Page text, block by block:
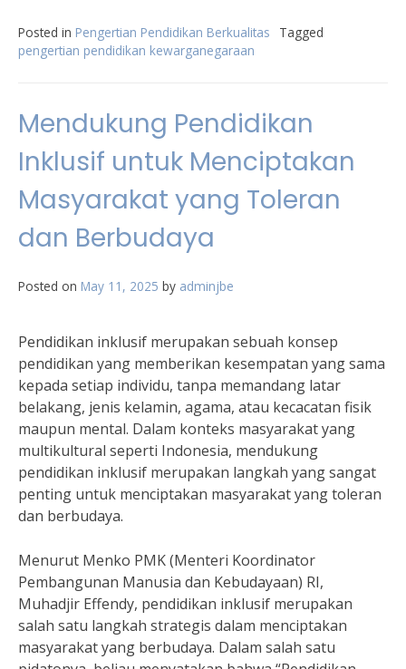
Posted in Pengertian Pendidikan Berkualitas
Tagged
pengertian pendidikan kewarganegaraan
Mendukung Pendidikan
Inklusif untuk Menciptakan
Masyarakat yang Toleran
dan Berbudaya
Posted on May 11, 2025 by adminjbe
Pendidikan inklusif merupakan sebuah konsep
pendidikan yang memberikan kesempatan yang sama
kepada setiap individu, tanpa memandang latar
belakang, jenis kelamin, agama, atau kecacatan fisik
maupun mental. Dalam konteks masyarakat yang
multikultural seperti Indonesia, mendukung
pendidikan inklusif merupakan langkah yang sangat
penting untuk menciptakan masyarakat yang toleran
dan berbudaya.
Menurut Menko PMK (Menteri Koordinator
Pembangunan Manusia dan Kebudayaan) RI,
Muhadjir Effendy, pendidikan inklusif merupakan
salah satu langkah strategis dalam menciptakan
masyarakat yang berbudaya. Dalam salah satu